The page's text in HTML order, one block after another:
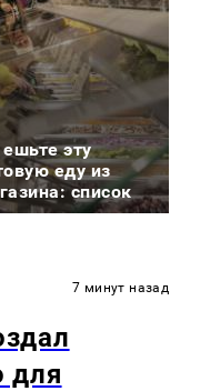
эту
еду из
список
7 минут назад
для